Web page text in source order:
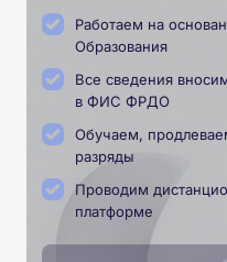
Работаем на
Образования
Все сведения
в ФИС ФРДО
Обучаем,
разряды
Проводим
платформе